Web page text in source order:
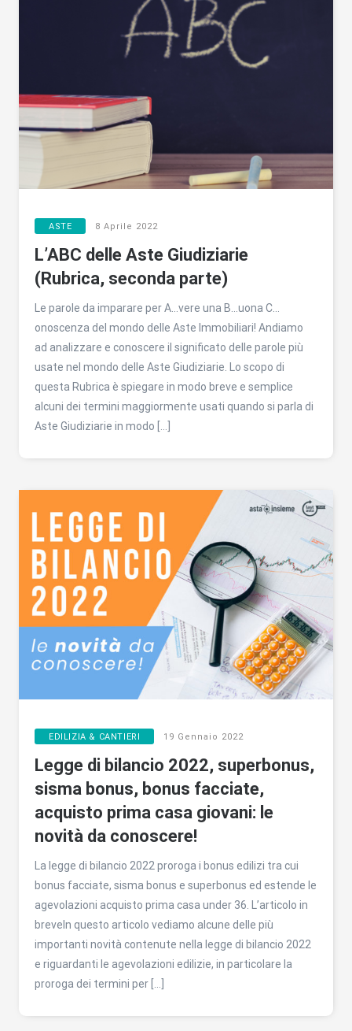
ASTE 8 Aprile 2022
L’ABC delle Aste Giudiziarie
(Rubrica, seconda parte)
Le parole da imparare per A…vere una B…uona C…
onoscenza del mondo delle Aste Immobiliari! Andiamo
ad analizzare e conoscere il significato delle parole più
usate nel mondo delle Aste Giudiziarie. Lo scopo di
questa Rubrica è spiegare in modo breve e semplice
alcuni dei termini maggiormente usati quando si parla di
Aste Giudiziarie in modo […]
EDILIZIA & CANTIERI 19 Gennaio 2022
Legge di bilancio 2022, superbonus,
sisma bonus, bonus facciate,
acquisto prima casa giovani: le
novità da conoscere!
La legge di bilancio 2022 proroga i bonus edilizi tra cui
bonus facciate, sisma bonus e superbonus ed estende le
agevolazioni acquisto prima casa under 36. L’articolo in
breveIn questo articolo vediamo alcune delle più
importanti novità contenute nella legge di bilancio 2022
e riguardanti le agevolazioni edilizie, in particolare la
proroga dei termini per […]